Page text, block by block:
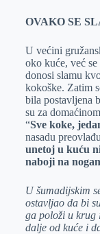
OVAKO SE
U većini
oko kuće, već
donosi slamu
kokoške. Zatim
bila postavljena
su za
“Sve koke,
nasadu
unetoj u kuću
naboji na
U šumadijskim
ostavljao da bi
ga položi u krug
dalje od kuće i